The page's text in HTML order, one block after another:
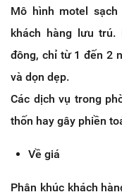
Mô hình motel
khách hàng lưu trú.
đông, chỉ từ 1 đến 2
và dọn dẹp.
Các dịch vụ trong
thốn hay gây phiền
Về giá
Phân khúc khách